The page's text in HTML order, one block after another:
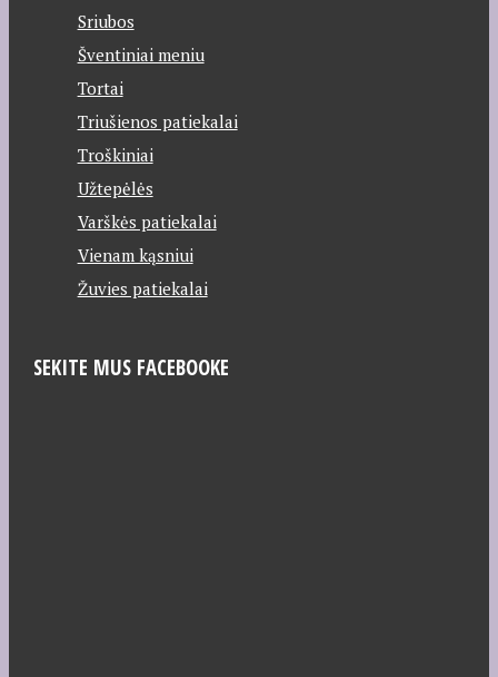
Sriubos
Šventiniai meniu
Tortai
Triušienos patiekalai
Troškiniai
Užtepėlės
Varškės patiekalai
Vienam kąsniui
Žuvies patiekalai
SEKITE MUS FACEBOOKE